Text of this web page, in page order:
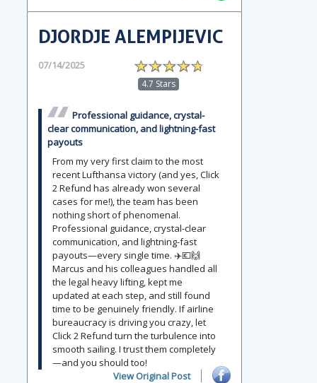
DJORDJE ALEMPIJEVIC
07/14/2025
4.7 Stars
Professional guidance, crystal-
clear communication, and lightning-fast
payouts
From my very first claim to the most
recent Lufthansa victory (and yes, Click
2 Refund has already won several
cases for me!), the team has been
nothing short of phenomenal.
Professional guidance, crystal-clear
communication, and lightning-fast
payouts—every single time. ✈️💶🙌
Marcus and his colleagues handled all
the legal heavy lifting, kept me
updated at each step, and still found
time to be genuinely friendly. If airline
bureaucracy is driving you crazy, let
Click 2 Refund turn the turbulence into
smooth sailing. I trust them completely
—and you should too!
View Original Post